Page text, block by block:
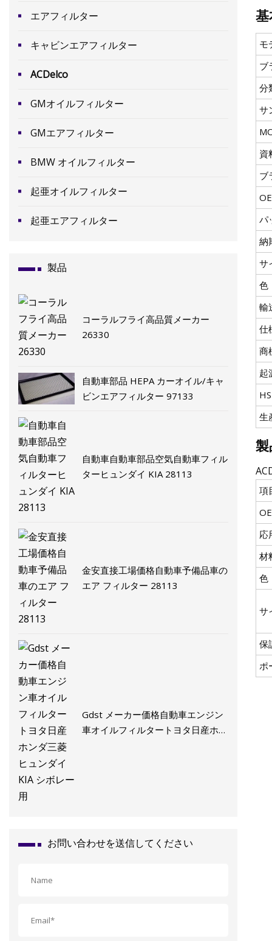
エアフィルター
キャビンエアフィルター
ACDelco
GMオイルフィルター
GMエアフィルター
BMW オイルフィルター
起亜オイルフィルター
起亜エアフィルター
製品
コーラルフライ高品質メーカー
26330
自動車部品 HEPA カーオイル/キャ
ビンエアフィルター 97133
自動車自動車部品空気自動車フィル
ターヒュンダイ KIA 28113
金安直接工場価格自動車予備品車の
エア フィルター 28113
Gdst メーカー価格自動車エンジン
車オイルフィルタートヨタ日産ホン
お問い合わせを送信してください
モ
ブ
分
サ
資
ブ
パ
納
サ
色
輸
仕
商
起
生
項
応
材
色
サ
保
ポ